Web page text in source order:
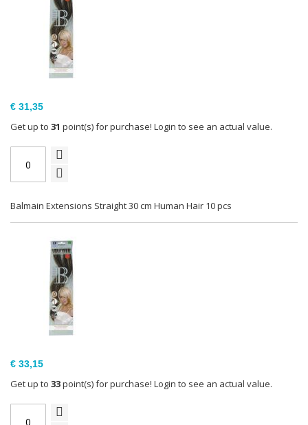
Balmain Extensions Straight 30 cm Human Hair 10 pcs
€ 31,35
Get up to 31 point(s) for purchase! Login to see an actual value.
€ 33,15
Get up to 33point(s) for purchase! Login to see an actual value.